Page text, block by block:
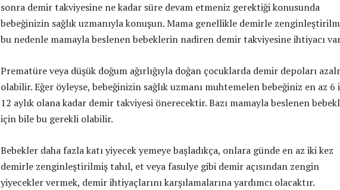
sonra demir takviyesine ne kadar süre devam etmeniz gerektiği konusunda
bebeğinizin sağlık uzmanıyla konuşun. Mama genellikle demirle
bu nedenle mamayla beslenen bebeklerin nadiren demir takviyesine ihtiyacı
Prematüre veya düşük doğum ağırlığıyla doğan çocuklarda demir depoları
olabilir. Eğer öyleyse, bebeğinizin sağlık uzmanı muhtemelen bebeğiniz en az 6
12 aylık olana kadar demir takviyesi önerecektir. Bazı mamayla beslenen
için bile bu gerekli olabilir.
Bebekler daha fazla katı yiyecek yemeye başladıkça, onlara günde en az iki kez
demirle zenginleştirilmiş tahıl, et veya fasulye gibi demir açısından zengin
yiyecekler vermek, demir ihtiyaçlarını karşılamalarına yardımcı olacaktır.